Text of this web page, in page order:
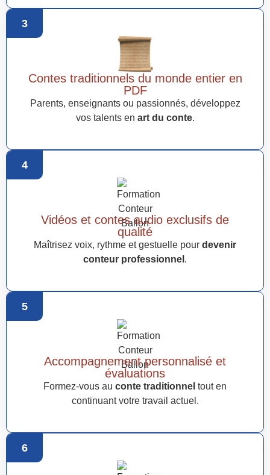
3
Contes traditionnels du monde entier en
PDF
Parents, enseignants ou passionnés, développez
vos talents en art du conte.
4
Vidéos et contes audio exclusifs de
qualité
Maîtrisez voix, rythme et gestuelle pour devenir
conteur professionnel .
5
Accompagnement personnalisé et
évaluations
Formez-vous au conte traditionnel tout en
continuant votre travail actuel.
6